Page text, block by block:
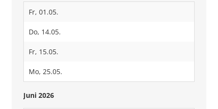
Fr, 01.05.
Do, 14.05.
Fr, 15.05.
Mo, 25.05.
Juni 2026